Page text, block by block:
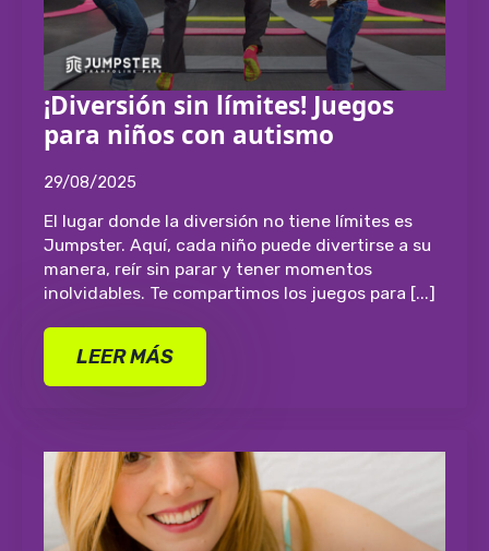
¡Diversión sin límites! Juegos
para niños con autismo
29/08/2025
El lugar donde la diversión no tiene límites es
Jumpster. Aquí, cada niño puede divertirse a su
manera, reír sin parar y tener momentos
inolvidables. Te compartimos los juegos para [...]
LEER MÁS